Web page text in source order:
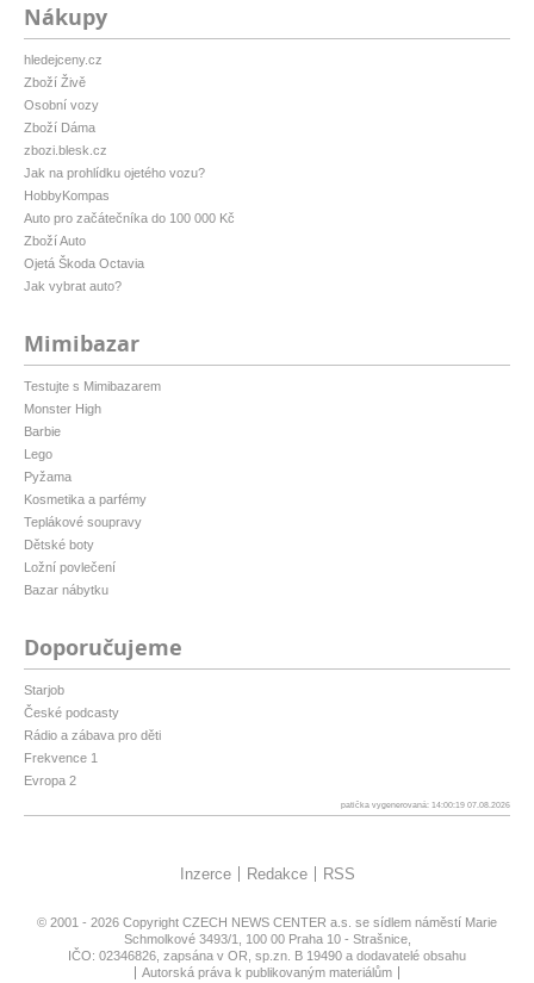
Nákupy
hledejceny.cz
Zboží Živě
Osobní vozy
Zboží Dáma
zbozi.blesk.cz
Jak na prohlídku ojetého vozu?
HobbyKompas
Auto pro začátečníka do 100 000 Kč
Zboží Auto
Ojetá Škoda Octavia
Jak vybrat auto?
Mimibazar
Testujte s Mimibazarem
Monster High
Barbie
Lego
Pyžama
Kosmetika a parfémy
Teplákové soupravy
Dětské boty
Ložní povlečení
Bazar nábytku
Doporučujeme
Starjob
České podcasty
Rádio a zábava pro děti
Frekvence 1
Evropa 2
patička vygenerovaná: 14:00:19 07.08.2026
Inzerce Redakce RSS
© 2001 - 2026 Copyright CZECH NEWS CENTER a.s. se sídlem náměstí Marie
Schmolkové 3493/1, 100 00 Praha 10 - Strašnice,
IČO: 02346826, zapsána v OR, sp.zn. B 19490 a dodavatelé obsahu
Autorská práva k publikovaným materiálům